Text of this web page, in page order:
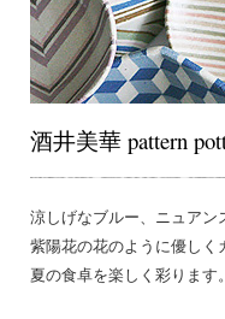
酒井美華 pattern
涼しげなブルー、ニュアン
紫陽花の花のように優しく
夏の食卓を楽しく彩ります。